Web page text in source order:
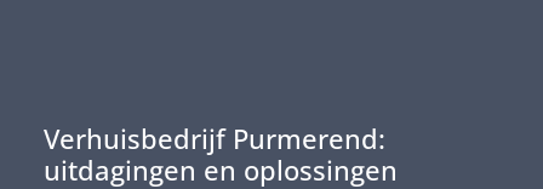
Verhuisbedrijf Purmerend:
uitdagingen en oplossingen